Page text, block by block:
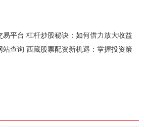
易平台 杠杆炒股秘诀：如何借力放大收益
站查询 西藏股票配资新机遇：掌握投资策